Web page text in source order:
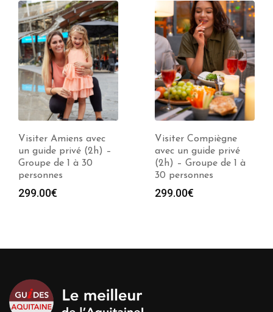
Visiter Compiègne
avec un guide privé
(2h) – Groupe de 1 à
30 personnes
299.00€
Visiter Douai avec un
guide privé (2h) –
Groupe de 1 à 30
personnes
299.00€